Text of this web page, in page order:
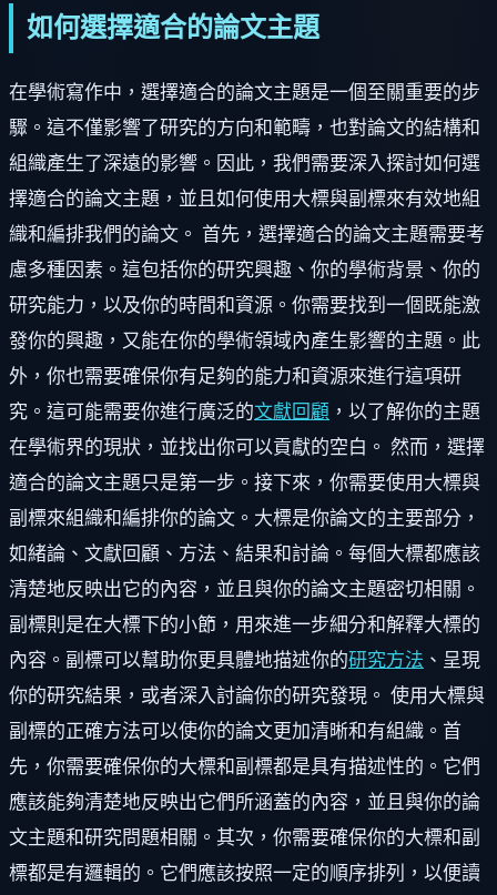
如何選擇適合的論文主題
在學術寫作中，選擇適合的論文主題是一個至關重要的步
驟。這不僅影響了研究的方向和範疇，也對論文的結構和
組織產生了深遠的影響。因此，我們需要深入探討如何選
擇適合的論文主題，並且如何使用大標與副標來有效地組
織和編排我們的論文。 首先，選擇適合的論文主題需要考
慮多種因素。這包括你的研究興趣、你的學術背景、你的
研究能力，以及你的時間和資源。你需要找到一個既能激
發你的興趣，又能在你的學術領域內產生影響的主題。此
外，你也需要確保你有足夠的能力和資源來進行這項研
究。這可能需要你進行廣泛的文獻回顧 ，以了解你的主題
在學術界的現狀，並找出你可以貢獻的空白。 然而，選擇
適合的論文主題只是第一步。接下來，你需要使用大標與
副標來組織和編排你的論文。大標是你論文的主要部分，
如緒論、文獻回顧、方法、結果和討論。每個大標都應該
清楚地反映出它的內容，並且與你的論文主題密切相關。
副標則是在大標下的小節，用來進一步細分和解釋大標的
內容。副標可以幫助你更具體地描述你的研究方法 、呈現
你的研究結果，或者深入討論你的研究發現。 使用大標與
副標的正確方法可以使你的論文更加清晰和有組織。首
先，你需要確保你的大標和副標都是具有描述性的。它們
應該能夠清楚地反映出它們所涵蓋的內容，並且與你的論
文主題和研究問題相關。其次，你需要確保你的大標和副
標都是有邏輯的。它們應該按照一定的順序排列，以便讀